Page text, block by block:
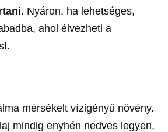
Nyáron, ha lehetséges,
ahol élvezheti a
mérsékelt vízigényű növény.
mindig enyhén nedves legyen,